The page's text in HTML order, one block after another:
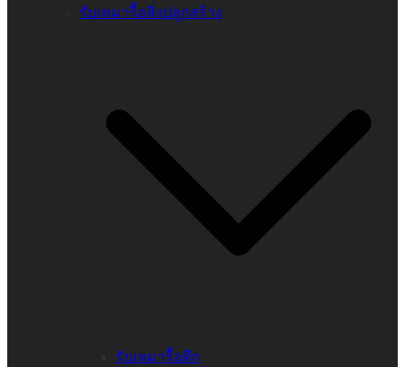
รับเหมารื้อสิ่งปลูกสร้าง
รับเหมารื้อตึก